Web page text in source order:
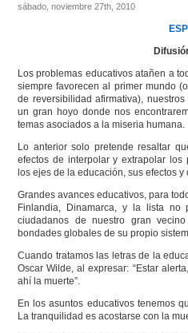
sábado, noviembre 27th, 2010
Los problemas educativos atañen a
siempre favorecen al primer mundo
de reversibilidad afirmativa),
un gran hoyo donde nos
temas asociados a la miseria humana.
Lo anterior solo pretende resaltar
efectos de interpolar y extrapolar los
los ejes de la educación, sus efectos
Grandes avances educativos, para
Finlandia, Dinamarca, y la lista no
ciudadanos de nuestro gran
bondades globales de su propio
Cuando tratamos las letras de la
Oscar Wilde, al expresar: “Estar
ahí la muerte”.
En los asuntos educativos tenemos
La tranquilidad es acostarse con la